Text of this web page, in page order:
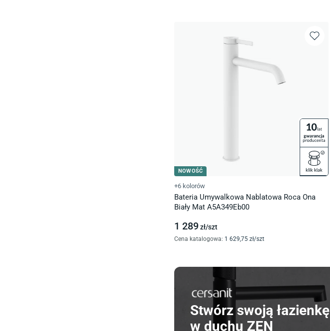
NOWOŚĆ
+6 kolorów
Bateria Umywalkowa Nablatowa Roca Ona
Biały Mat A5A349Eb00
1 289zł/szt
Cena katalogowa: 1 629,75 zł/szt
Stwórz swoją łazienkę
w duchu ZEN